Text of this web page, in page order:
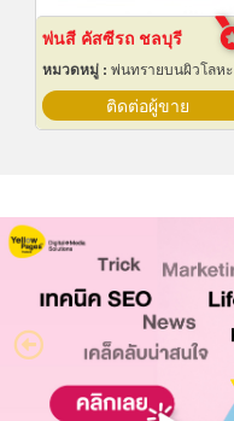
พ่นสี คัสซีรถ ชลบุรี
หมวดหมู่ : พ่นทรายบนผิวโลหะ
ติดต่อผู้ขาย